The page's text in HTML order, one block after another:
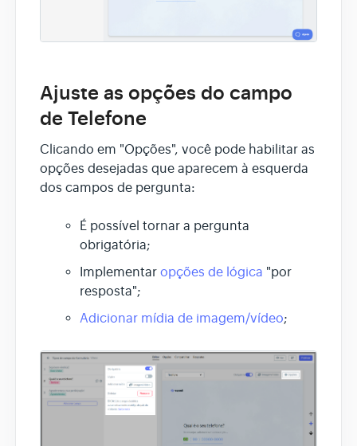
Ajuste as opções do campo
de Telefone
Clicando em "Opções", você pode habilitar as
opções desejadas que aparecem à esquerda
dos campos de pergunta:
É possível tornar a pergunta
obrigatória;
Implementar opções de lógica "por
resposta";
Adicionar mídia de imagem/vídeo;